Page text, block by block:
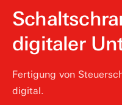
digitaler
Fertigung von
digital.